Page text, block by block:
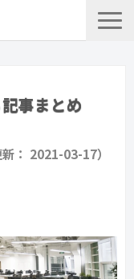
事まとめ
： 2021-03-17）